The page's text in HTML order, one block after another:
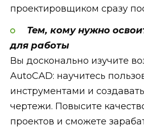
проектировщиком сразу
Тем, кому нужно
для работы
Вы досконально изучите
AutoCAD: научитесь
инструментами и
чертежи. Повысите
проектов и сможете